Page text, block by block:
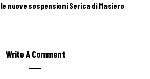
nuove sospensioni Serica di Masiero
Write A Comment